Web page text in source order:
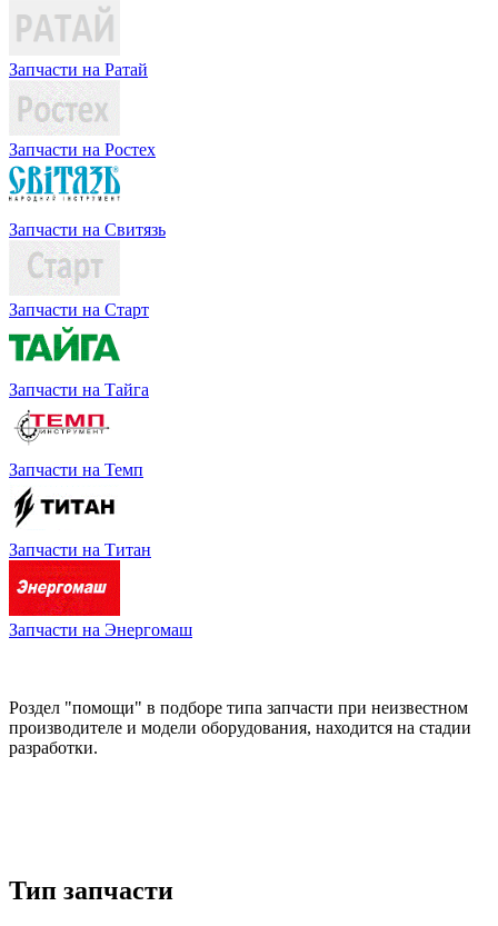
Запчасти на Ратай
Запчасти на Ростех
Запчасти на Свитязь
Запчасти на Старт
Запчасти на Тайга
Запчасти на Темп
Запчасти на Титан
Запчасти на Энергомаш
Роздел "помощи" в подборе типа запчасти при неизвестном
производителе и модели оборудования, находится на стадии
разработки.
Тип запчасти